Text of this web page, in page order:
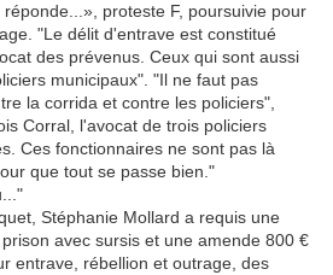
proteste F, poursuivie pour
"Le délit d'entrave est constitué
des prévenus. Ceux qui sont aussi
municipaux". "Il ne faut pas
la corrida et contre les policiers",
Corral, l'avocat de trois policiers
Ces fonctionnaires ne sont pas là
que tout se passe bien."
Stéphanie Mollard a requis une
avec sursis et une amende 800 €
entrave, rébellion et outrage, des